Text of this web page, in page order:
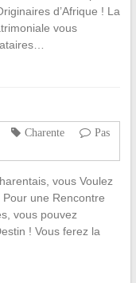
d’Afrique ! La
vous
Charente
Pas
vous Voulez
une Rencontre
vous pouvez
! Vous ferez la